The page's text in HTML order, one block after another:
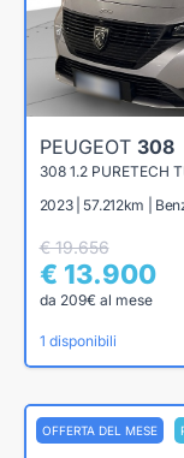
PEUGEOT 308
308 1.2 PURETECH
2023 | 57.212km |
€ 19.656
€ 13.900
da 209€ al mese
1 disponibili
OFFERTA DEL MESE